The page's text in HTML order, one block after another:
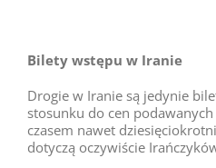
Bilety wstępu w Iranie
Drogie w Iranie są jedynie
stosunku do cen
czasem nawet
dotyczą oczywiście